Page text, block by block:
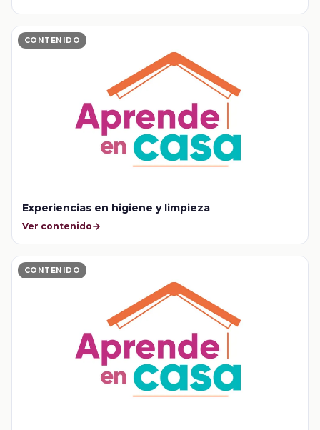
CONTENIDO
Experiencias en higiene y limpieza
Ver contenido
CONTENIDO